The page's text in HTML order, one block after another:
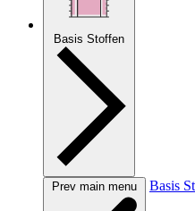
Basis Stoffen
Prev main menu Basis